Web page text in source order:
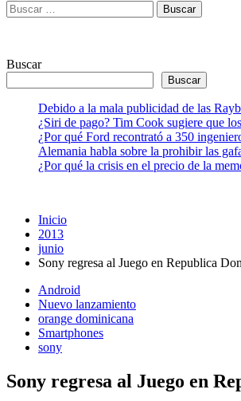
Buscar:
Buscar
Buscar
Debido a la mala publicidad de las
¿Siri de pago? Tim Cook sugiere que
¿Por qué Ford recontrató a 350
Alemania habla sobre la prohibir las
¿Por qué la crisis en el precio de la
Inicio
2013
junio
Sony regresa al Juego en Republica
Android
Nuevo lanzamiento
orange dominicana
Smartphones
sony
Sony regresa al Juego en